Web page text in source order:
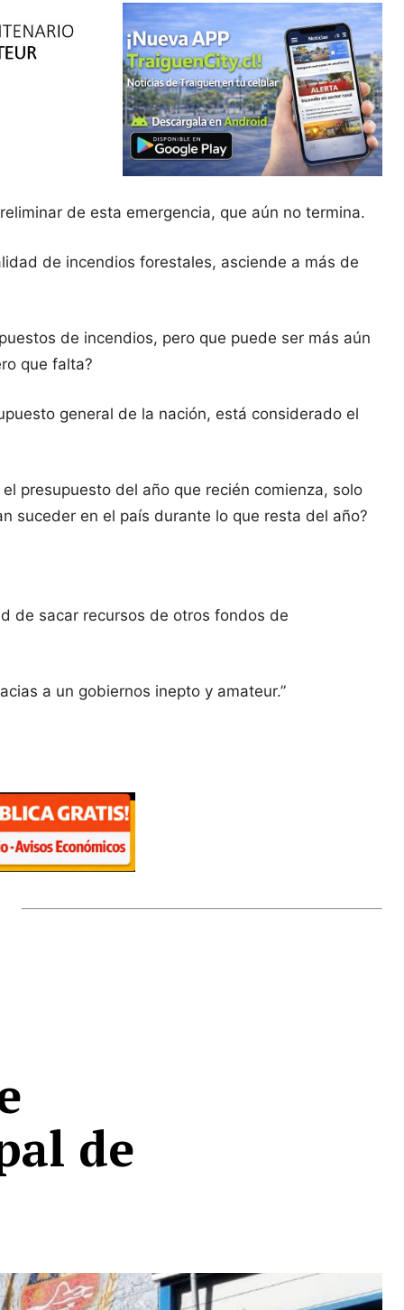
de esta emergencia, que aún no termina.
de incendios forestales, asciende a más de
de incendios, pero que puede ser más aún
que falta?
general de la nación, está considerado el
presupuesto del año que recién comienza, solo
suceder en el país durante lo que resta del año?
de sacar recursos de otros fondos de
a un gobiernos inepto y amateur.”